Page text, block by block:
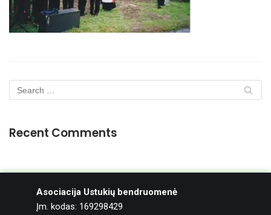
Recent Comments
Asociacija Ustukių bendruomenė
Įm. kodas: 169298429